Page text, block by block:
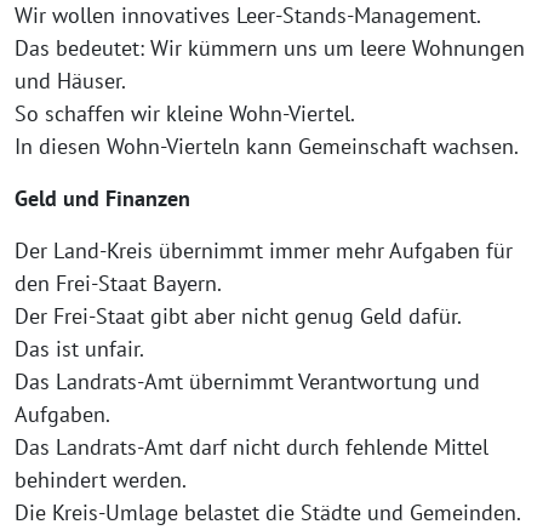
Wir wollen innovatives Leer-Stands-Management.
Das bedeutet: Wir kümmern uns um leere Wohnungen
und Häuser.
So schaffen wir kleine Wohn-Viertel.
In diesen Wohn-Vierteln kann Gemeinschaft wachsen.
Geld und Finanzen
Der Land-Kreis übernimmt immer mehr Aufgaben für
den Frei-Staat Bayern.
Der Frei-Staat gibt aber nicht genug Geld dafür.
Das ist unfair.
Das Landrats-Amt übernimmt Verantwortung und
Aufgaben.
Das Landrats-Amt darf nicht durch fehlende Mittel
behindert werden.
Die Kreis-Umlage belastet die Städte und Gemeinden.